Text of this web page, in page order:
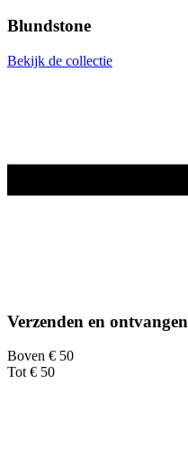
Blundstone
Bekijk de collectie
Verzenden en ontvangen
Boven € 50
Tot € 50